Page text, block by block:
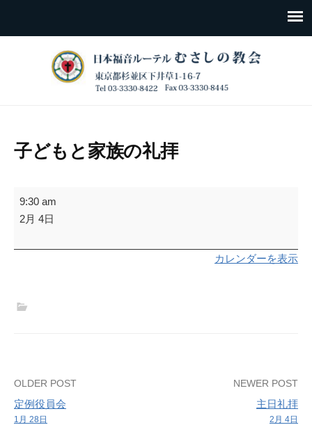
子どもと家族の礼拝
子
ど
と
9:30 am
2月 4日
カレンダーを表示
Post
navigation
OLDER POST
定例役員会
1月 28日
NEWER POST
主日礼拝
2月 4日